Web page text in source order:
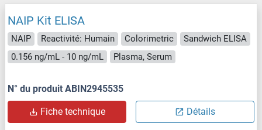
NAIP Kit ELISA
NAIP Reactivité: Humain Colorimetric
Sandwich ELISA
0.156 ng/mL - 10 ng/mL
Plasma, Serum
N° du produit ABIN2945535
Fiche technique Détails